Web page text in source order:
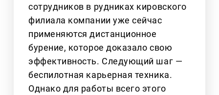
сотрудников в рудниках кировского
филиала компании уже сейчас
применяются дистанционное
бурение, которое доказало свою
эффективность. Следующий шаг —
беспилотная карьерная техника.
Однако для работы всего этого